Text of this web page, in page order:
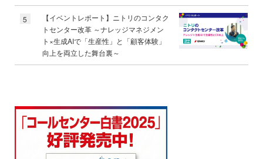
5
【イベントレポート】ニトリのコンタク
トセンター改革 ～ナレッジマネジメン
ト×生成AIで「生産性」と「顧客体験」
向上を両立した舞台裏～